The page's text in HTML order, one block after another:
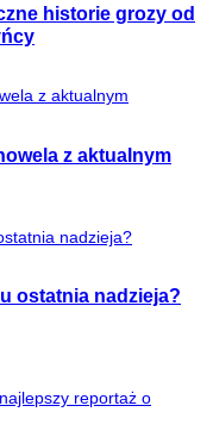
historie grozy od
z aktualnym
ostatnia nadzieja?